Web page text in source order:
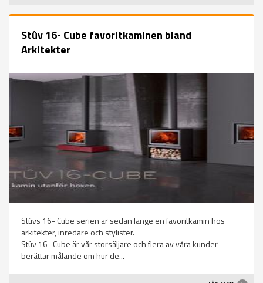
Stûv 16- Cube favoritkaminen bland
Arkitekter
Stûvs 16- Cube serien är sedan länge en favoritkamin hos
arkitekter, inredare och stylister.
Stûv 16- Cube är vår storsäljare och flera av våra kunder
berättar målande om hur de...